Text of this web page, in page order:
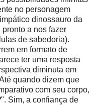
no personagem
dinossauro da
pronto a nos fazer
de sabedoria).
em formato de
ter uma resposta
diminuta em
quando dizem que
com seu corpo,
". Sim, a confiança de